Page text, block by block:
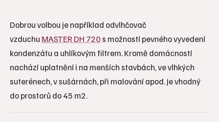
Dobrou volbou je například odvlhčovač
vzduchu MASTER DH 720s možností pevného vyvedení
kondenzátu a uhlíkovým filtrem. Kromě domácností
nachází uplatnění i na menších stavbách, ve vlhkých
suterénech, v sušárnách, při malování apod. Je vhodný
do prostorů do 45 m2.